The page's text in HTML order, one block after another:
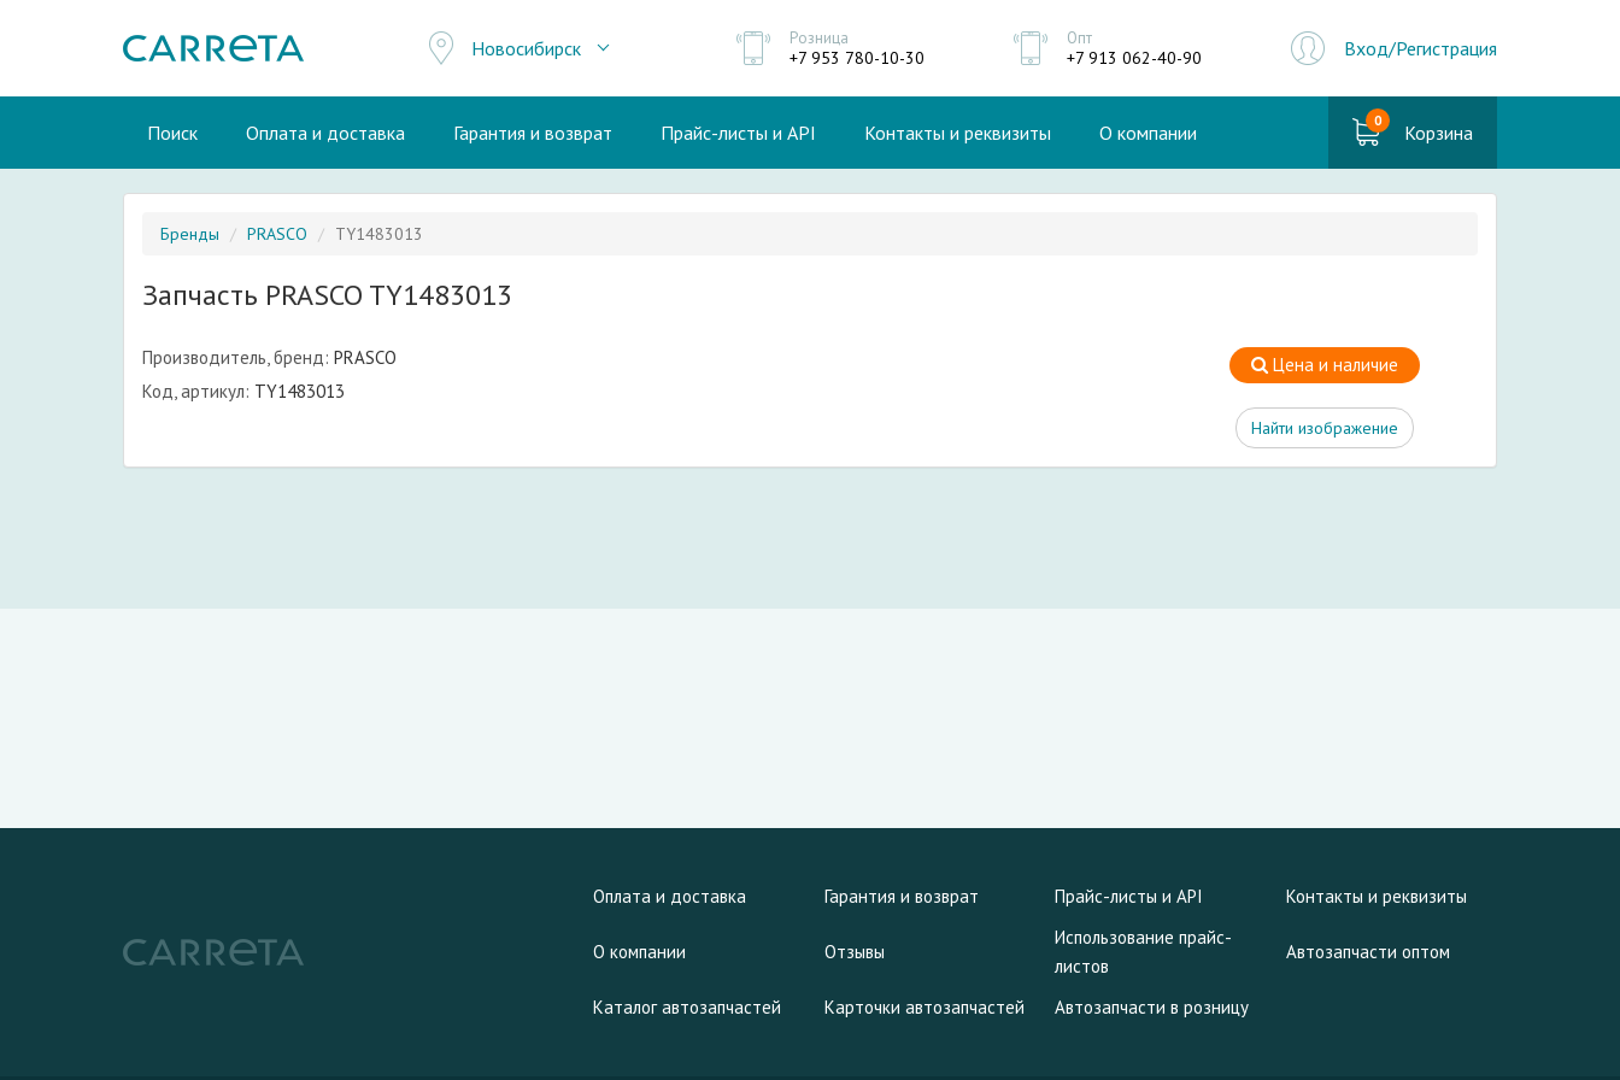
Новосибирск Розница
+7 953 780-10-30
Опт
+7 913 062-40-90 Вход/Регистрация
Поиск Оплата и доставка Гарантия и возврат Прайс-листы и API Контакты и реквизиты О компании 0 Корзина
Бренды PRASCO TY1483013
Запчасть PRASCO TY1483013
Производитель, бренд: PRASCO
Код, артикул: TY1483013
Цена и наличие
Найти изображение
Оплата и доставка Гарантия и возврат Прайс-листы и API Контакты и реквизиты
О компании Отзывы
Использование прайс-
листов
Автозапчасти оптом
Каталог автозапчастей Карточки автозапчастей Автозапчасти в розницу